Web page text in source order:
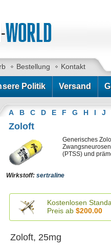
Bestellung Kontakt
Politik Versand
A B C D E F G H I J
Zoloft
Generisches
(PTSS) und
Wirkstoff: sertraline
Kostenlosen
Preis ab $200.00
Zoloft, 25mg